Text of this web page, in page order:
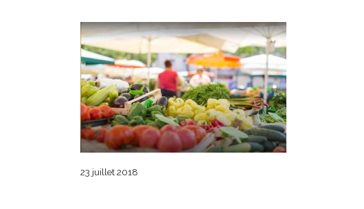
23 juillet 2018